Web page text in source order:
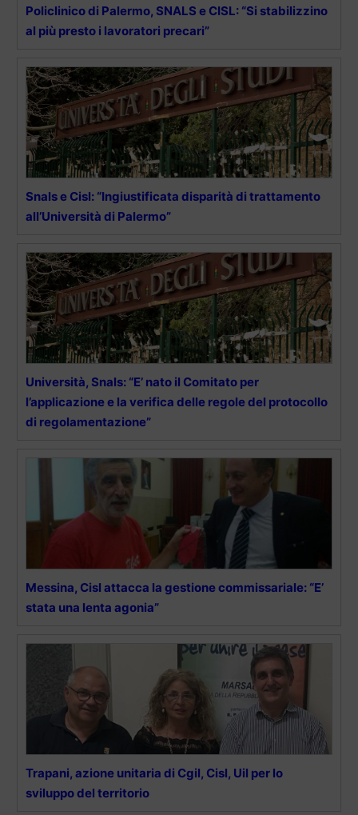
Policlinico di Palermo, SNALS e CISL: “Si stabilizzino
al più presto i lavoratori precari”
Snals e Cisl: “Ingiustificata disparità di trattamento
all’Università di Palermo”
Università, Snals: “E’ nato il Comitato per
l’applicazione e la verifica delle regole del protocollo
di regolamentazione”
Messina, Cisl attacca la gestione commissariale: “E’
stata una lenta agonia”
Trapani, azione unitaria di Cgil, Cisl, Uil per lo
sviluppo del territorio